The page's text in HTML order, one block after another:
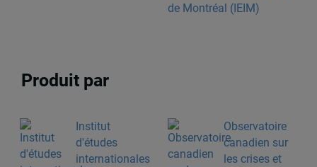
de Montréal (IEIM)
Produit par
Institut
d'études
internationales
Observatoire
canadien sur
les crises et